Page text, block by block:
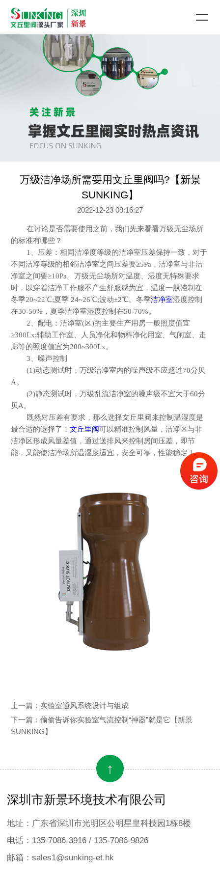
万级洁净场所需要用文丘里阀吗?【新景
SUNKING】
2022-12-23 09:16:27
在讨论是否需要使用之前，我们先来看看万级无尘场所
的标准有哪些？
1、压差：相同洁净度等级的洁净室压差保持一致，对于
不同洁净等级的相邻洁净室之间压差要≥5Pa，洁净室与非洁
净室之间要≥10Pa。万级无尘场所对温度、湿度无特殊要求
时，以穿着洁净工作服不产生舒服感为宜，温度一般控制在
冬季20~22℃;夏季 24~26℃;波动±2℃。冬季洁净室湿度控制
在30-50%，夏季洁净室湿度控制在50-70%。
2、配电：洁净室(区)的主要生产用房一般照度值宜
≥300Lx;辅助工作室、人员净化和物料净化用室、气闸室、走
廊等的照度值宜为200~300Lx。
3、噪声控制
(1)动态测试时，万级洁净室内的噪声级不应超过70分贝
A。
(2)静态测试时，万级乱流洁净室的噪声级不宜大于60分
贝A。
既然对压差有要求，那么选择文丘里阀来控制温湿度是
最合适的选择了！ 文丘里阀可以精准控制风量，洁净区与非
洁净区形成风量差值，通过送排风来控制房间压差，即节
能，又能使洁净场所温湿度适宜，安全可靠，性能稳定！
上一篇： 实验室通风系统设计与组成
下一篇： 偷偷告诉你实验室气流控制“神器”就是它【新景
SUNKING】
↑
深圳市新景环境技术有限公司
地址：广东省深圳市光明区公明星皇科技园1栋8楼
电话：135-7086-3916 / 135-7086-9826
邮箱：sales1@sunking-et.hk